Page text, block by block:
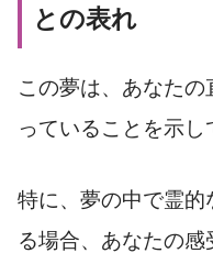
との表れ
この夢は、あなたの
っていることを示し
特に、夢の中で霊
る場合、あなたの